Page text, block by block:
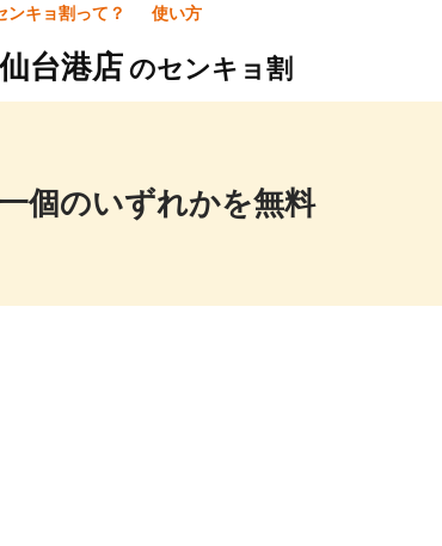
台港店のセンキョ割
個のいずれかを無料
ンキョ割って？ 使い方